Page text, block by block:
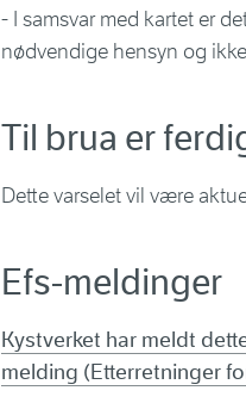
- I samsvar med kartet er
nødvendige hensyn og
Til brua er
Dette varselet vil være
Efs-meldinger
Kystverket har meldt
melding (Etterretninger